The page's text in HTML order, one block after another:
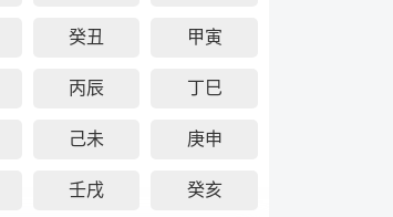
癸丑 甲寅
丙辰 丁巳
己未 庚申
壬戌 癸亥